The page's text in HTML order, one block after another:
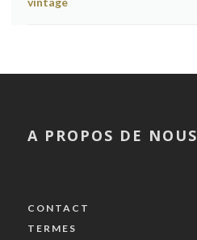
A PROPOS DE NOUS
CONTACT
TERMES